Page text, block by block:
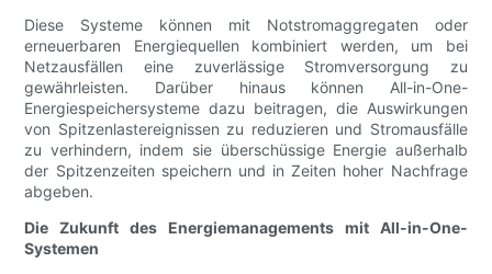
Diese Systeme können mit Notstromaggregaten oder
erneuerbaren Energiequellen kombiniert werden, um bei
Netzausfällen eine zuverlässige Stromversorgung zu
gewährleisten. Darüber hinaus können All-in-One-
Energiespeichersysteme dazu beitragen, die Auswirkungen
von Spitzenlastereignissen zu reduzieren und Stromausfälle
zu verhindern, indem sie überschüssige Energie außerhalb
der Spitzenzeiten speichern und in Zeiten hoher Nachfrage
abgeben.
Die Zukunft des Energiemanagements mit All-in-One-
Systemen